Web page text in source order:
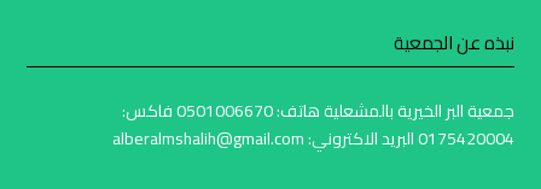
نبذه عن الجمعية
جمعية البر الخيرية بالمشعلية هاتف: 0501006670 فاكس:
0175420004 البريد الاكتروني: alberalmshalih@gmail.com